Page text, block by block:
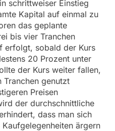
schrittweiser Einstieg
Kapital auf einmal zu
das geplante
bis vier Tranchen
erfolgt, sobald der Kurs
20 Prozent unter
der Kurs weiter fallen,
Tranchen genutzt
Preisen
der durchschnittliche
dass man sich
ärgern